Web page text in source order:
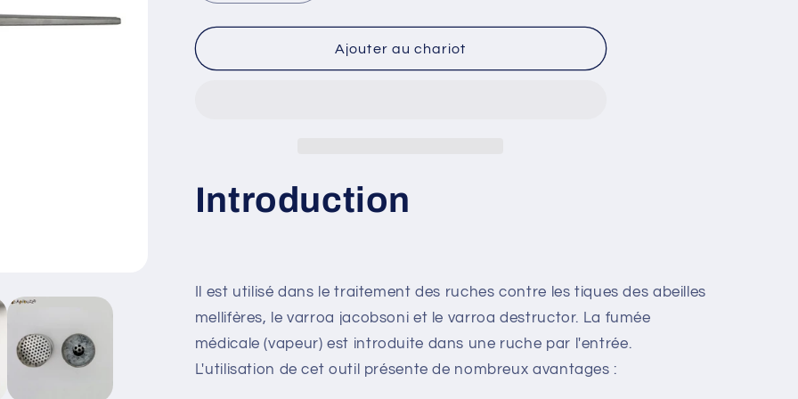
la
quantité
Varrojet
la
quantité
pourApiculture
Varrojet
Ajouter au chariot
Introduction
Il est utilisé dans le traitement des ruches contre les tiques des abeilles
mellifères, le varroa jacobsoni et le varroa destructor. La fumée
médicale (vapeur) est introduite dans une ruche par l'entrée.
L'utilisation de cet outil présente de nombreux avantages :